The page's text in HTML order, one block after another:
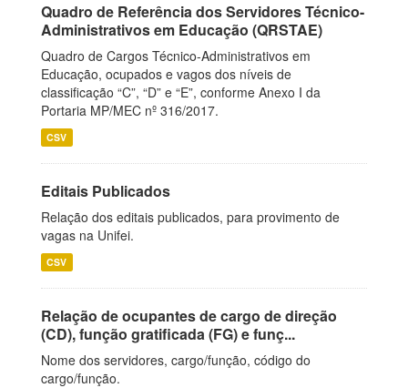
Quadro de Referência dos Servidores Técnico-
Administrativos em Educação (QRSTAE)
Quadro de Cargos Técnico-Administrativos em
Educação, ocupados e vagos dos níveis de
classificação “C”, “D” e “E”, conforme Anexo I da
Portaria MP/MEC nº 316/2017.
CSV
Editais Publicados
Relação dos editais publicados, para provimento de
vagas na Unifei.
CSV
Relação de ocupantes de cargo de direção
(CD), função gratificada (FG) e funç...
Nome dos servidores, cargo/função, código do
cargo/função.